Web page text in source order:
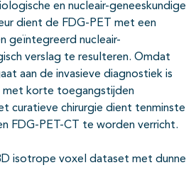
en nucleair-geneeskundige
dient de FDG-PET met een
geïntegreerd nucleair-
verslag te resulteren. Omdat
aan de invasieve diagnostiek is
met korte toegangstijden
curatieve chirurgie dient tenminste
FDG-PET-CT te worden verricht.
isotrope voxel dataset met dunne